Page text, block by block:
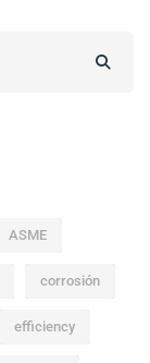
ASME
corrosión
efficiency